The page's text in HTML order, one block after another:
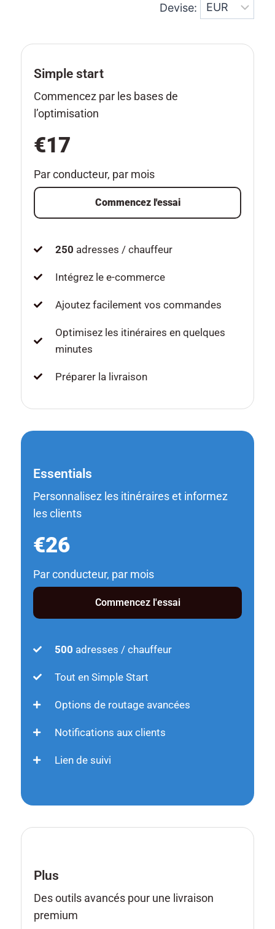
Devise:
Simple start
Commencez par les bases de
l’optimisation
€17
Par conducteur, par mois
Commencez l'essai
250 adresses / chauffeur
Intégrez le e-commerce
Ajoutez facilement vos commandes
Optimisez les itinéraires en quelques
minutes
Préparer la livraison
Essentials
Personnalisez les itinéraires et informez
les clients
€26
Par conducteur, par mois
Commencez l'essai
500 adresses / chauffeur
Tout en Simple Start
Options de routage avancées
Notifications aux clients
Lien de suivi
Plus
Des outils avancés pour une livraison
premium